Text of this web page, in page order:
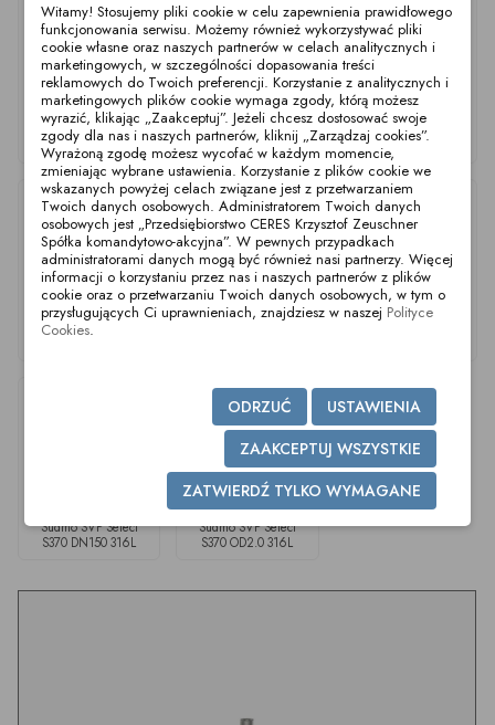
Südmo SVP Select
S370 DN50 316L
Südmo SVP Select
S370 DN40 316L
Südmo SVP Select
S370 DN25 316L
Südmo SVP Select
Südmo SVP Select
S370 DN150 316L
Südmo SVP Select
S370 OD2.0 316L
Witamy! Stosujemy pliki cookie w celu zapewnienia prawidłowego
funkcjonowania serwisu. Możemy również wykorzystywać pliki
cookie własne oraz naszych partnerów w celach analitycznych i
marketingowych, w szczególności dopasowania treści
reklamowych do Twoich preferencji. Korzystanie z analitycznych i
marketingowych plików cookie wymaga zgody, którą możesz
wyrazić, klikając „Zaakceptuj”. Jeżeli chcesz dostosować swoje
zgody dla nas i naszych partnerów, kliknij „Zarządzaj cookies”.
Wyrażoną zgodę możesz wycofać w każdym momencie,
zmieniając wybrane ustawienia. Korzystanie z plików cookie we
wskazanych powyżej celach związane jest z przetwarzaniem
Twoich danych osobowych. Administratorem Twoich danych
osobowych jest „Przedsiębiorstwo CERES Krzysztof Zeuschner
Spółka komandytowo-akcyjna”. W pewnych przypadkach
administratorami danych mogą być również nasi partnerzy. Więcej
informacji o korzystaniu przez nas i naszych partnerów z plików
cookie oraz o przetwarzaniu Twoich danych osobowych, w tym o
przysługujących Ci uprawnieniach, znajdziesz w naszej Polityce
Cookies.
USTAWIENIA
ODRZUĆ
ZAAKCEPTUJ WSZYSTKIE
ZATWIERDŹ TYLKO WYMAGANE